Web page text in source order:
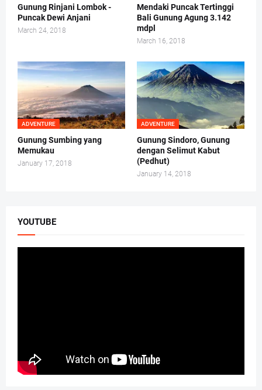
Gunung Rinjani Lombok -
Puncak Dewi Anjani
March 24, 2018
Mendaki Puncak Tertinggi
Bali Gunung Agung 3.142
mdpl
March 16, 2018
ADVENTURE
Gunung Sumbing yang
Memukau
January 17, 2018
ADVENTURE
Gunung Sindoro, Gunung
dengan Selimut Kabut
(Pedhut)
January 14, 2018
YOUTUBE